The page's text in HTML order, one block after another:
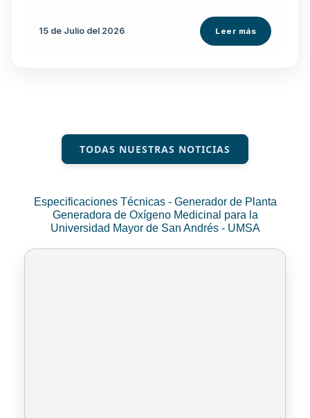
15 de Julio del 2026 Leer más
TODAS NUESTRAS NOTICIAS
Especificaciones Técnicas - Generador de Planta
Generadora de Oxígeno Medicinal para la
Universidad Mayor de San Andrés - UMSA